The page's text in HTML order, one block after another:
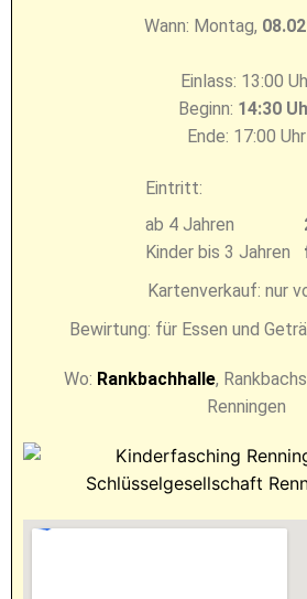
Wann: Montag,
Einlass: 13:00
Beginn: 14:30
Ende: 17:00 Uhr
Eintritt:
ab 4 Jahren
Kinder bis 3 Jahren
Kartenverkauf: nur
Bewirtung: für Essen und
Wo: Rankbachhalle,
Renningen